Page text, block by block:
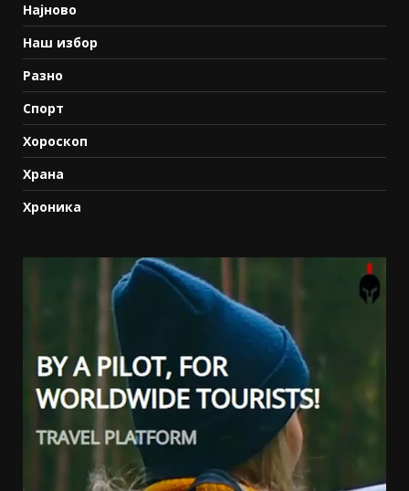
Најново
Наш избор
Разно
Спорт
Хороскоп
Храна
Хроника